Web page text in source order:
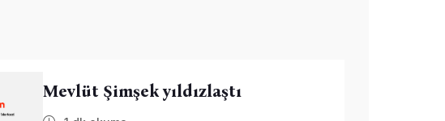
Mevlüt Şimşek yıldızlaştı